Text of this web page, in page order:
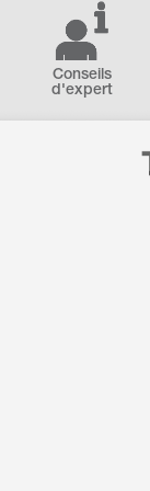
Conseils
d'expert